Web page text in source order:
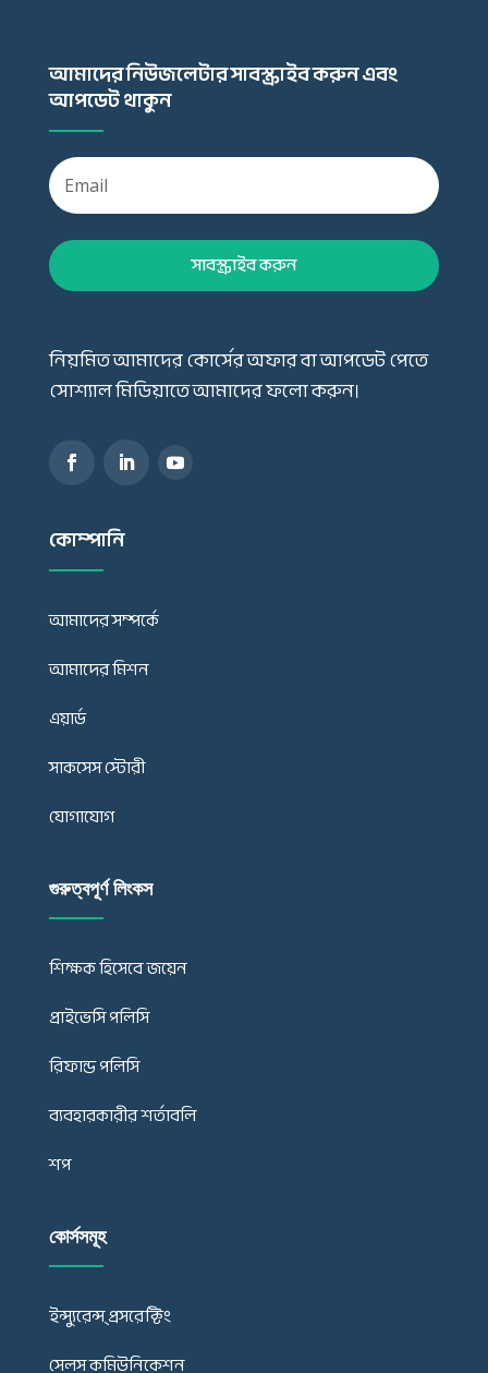
আমাদের নিউজলেটার সাবস্ক্রাইব করুন এবং
আপডেট থাকুন
সাবস্ক্রাইব করুন
নিয়মিত আমাদের কোর্সের অফার বা আপডেট পেতে
সোশ্যাল মিডিয়াতে আমাদের ফলো করুন।
কোম্পানি
আমাদের সম্পর্কে
আমাদের মিশন
এয়ার্ড
সাকসেস স্টোরী
যোগাযোগ
গুরুত্বপূর্ণ লিংকস
শিক্ষক হিসেবে জয়েন
প্রাইভেসি পলিসি
রিফান্ড পলিসি
ব্যবহারকারীর শর্তাবলি
শপ
কোর্সসমূহ
ইন্স্যুরেন্স্ প্রসরেক্টিং
সেলস কমিউনিকেশন